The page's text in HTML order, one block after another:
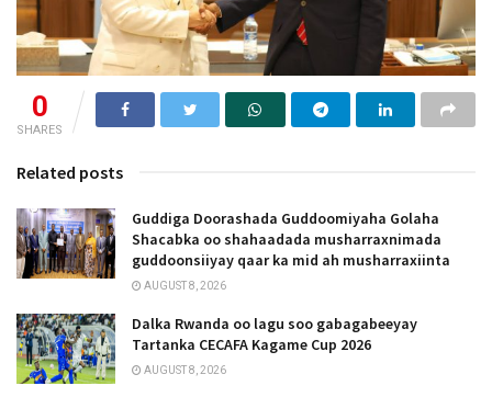
0
SHARES
Related posts
Guddiga Doorashada Guddoomiyaha Golaha
Shacabka oo shahaadada musharraxnimada
guddoonsiiyay qaar ka mid ah musharraxiinta
AUGUST 8, 2026
Dalka Rwanda oo lagu soo gabagabeeyay
Tartanka CECAFA Kagame Cup 2026
AUGUST 8, 2026